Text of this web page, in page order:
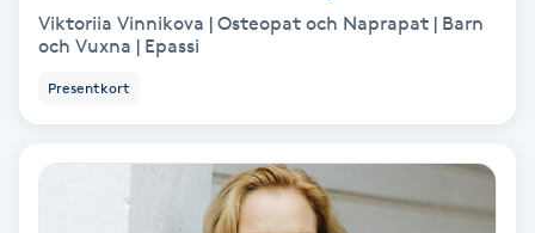
Gruppträning
Gua Sha-massage
Viktoriia Vinnikova | Osteopat och Naprapat | Barn
och Vuxna | Epassi
Presentkort